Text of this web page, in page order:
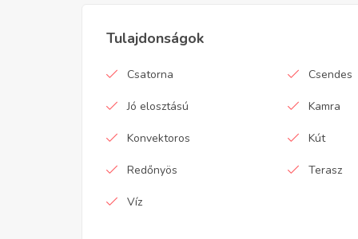
Tulajdonságok
Csatorna Csendes
Jó elosztású Kamra
Konvektoros Kút
Redőnyös Terasz
Víz